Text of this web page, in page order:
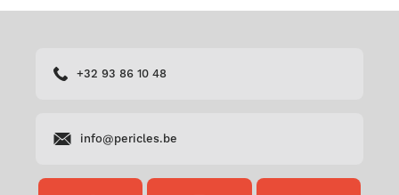
+32 93 86 10 48
info@pericles.be